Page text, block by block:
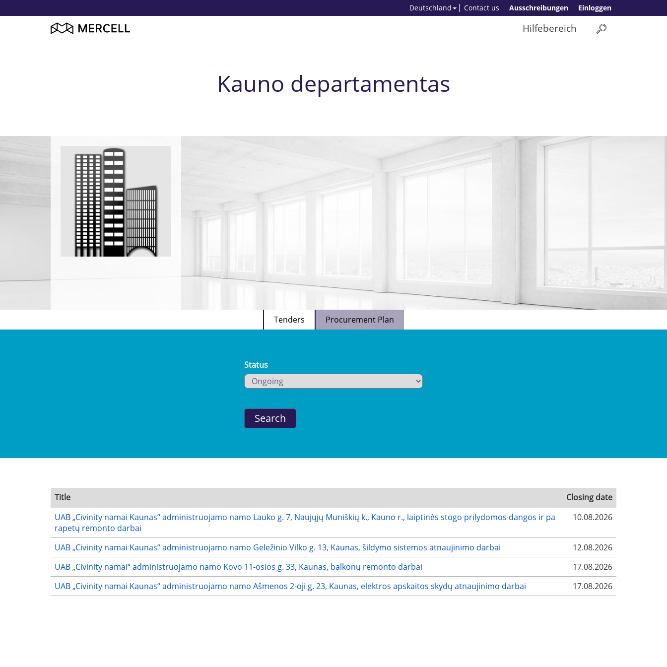
Einloggen
Ausschreibungen
Contact us
Deutschland
Hilfebereich
Kauno departamentas
Tenders Procurement Plan
Status
Title
Closing date
UAB „Civinity namai Kaunas“ administruojamo namo Lauko g. 7, Naujųjų Muniškių k., Kauno r., laiptinės stogo prilydomos dangos ir pa
rapetų remonto darbai
10.08.2026
UAB „Civinity namai Kaunas“ administruojamo namo Geležinio Vilko g. 13, Kaunas, šildymo sistemos atnaujinimo darbai
12.08.2026
UAB „Civinity namai“ administruojamo namo Kovo 11-osios g. 33, Kaunas, balkonų remonto darbai
17.08.2026
UAB „Civinity namai Kaunas“ administruojamo namo Ašmenos 2-oji g. 23, Kaunas, elektros apskaitos skydų atnaujinimo darbai
17.08.2026